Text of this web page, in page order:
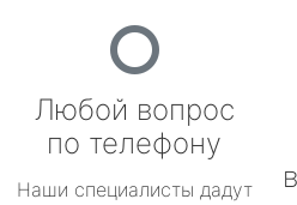
Любой вопрос
по телефону
Наши специалисты дадут